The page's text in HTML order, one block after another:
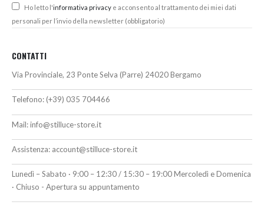
Ho letto l'informativa privacy e acconsento al trattamento dei miei dati
personali per l’invio della newsletter (obbligatorio)
CONTATTI
Via Provinciale, 23 Ponte Selva (Parre) 24020 Bergamo
Telefono: (+39) 035 704466
Mail:info@stilluce-store.it
Assistenza: account@stilluce-store.it
Lunedì – Sabato · 9:00 – 12:30 / 15:30 – 19:00 Mercoledì e Domenica
· Chiuso - Apertura su appuntamento